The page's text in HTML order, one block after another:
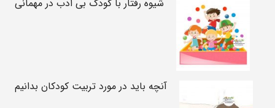
شیوه رفتار با کودک بی ادب در مهمانی
آنچه باید در مورد تربیت کودکان بدانیم